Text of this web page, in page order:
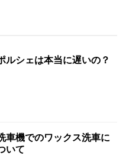
ルシェは本当に遅いの？
車機でのワックス洗車に
いて